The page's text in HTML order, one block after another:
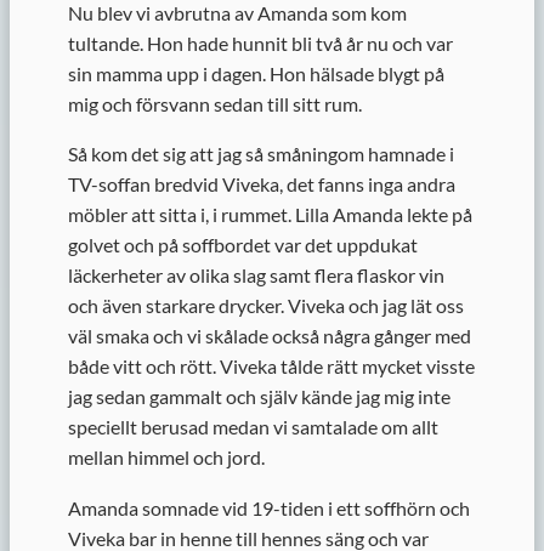
Nu blev vi avbrutna av Amanda som kom
tultande. Hon hade hunnit bli två år nu och var
sin mamma upp i dagen. Hon hälsade blygt på
mig och försvann sedan till sitt rum.
Så kom det sig att jag så småningom hamnade i
TV-soffan bredvid Viveka, det fanns inga andra
möbler att sitta i, i rummet. Lilla Amanda lekte på
golvet och på soffbordet var det uppdukat
läckerheter av olika slag samt flera flaskor vin
och även starkare drycker. Viveka och jag lät oss
väl smaka och vi skålade också några gånger med
både vitt och rött. Viveka tålde rätt mycket visste
jag sedan gammalt och själv kände jag mig inte
speciellt berusad medan vi samtalade om allt
mellan himmel och jord.
Amanda somnade vid 19-tiden i ett soffhörn och
Viveka bar in henne till hennes säng och var